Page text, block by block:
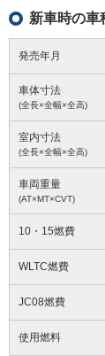
新車時の車
発売年月
車体寸法
(全長×全幅×全高)
室内寸法
(全長×全幅×全高)
車両重量
(AT×MT×CVT)
10・15燃費
WLTC燃費
JC08燃費
使用燃料